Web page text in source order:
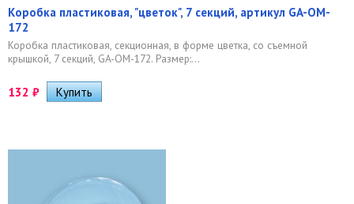
Коробка пластиковая, "цветок", 7 секций, артикул GA-OM-
172
Коробка пластиковая, секционная, в форме цветка, со съемной
крышкой, 7 секций, GA-OM-172. Размер:...
132 ₽